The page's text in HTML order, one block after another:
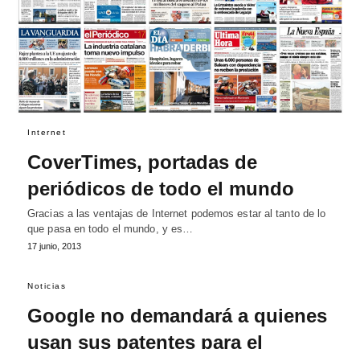
Internet
CoverTimes, portadas de
periódicos de todo el mundo
Gracias a las ventajas de Internet podemos estar al tanto de lo
que pasa en todo el mundo, y es…
17 junio, 2013
Noticias
Google no demandará a quienes
usan sus patentes para el